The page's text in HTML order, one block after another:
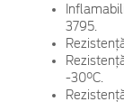
3795.
-30°C.